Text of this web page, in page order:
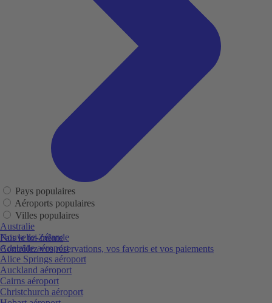
Fais le toi-même
Contrôlez vos réservations, vos favoris et vos paiements
Pays populaires
Aéroports populaires
Villes populaires
Australie
Nouvelle-Zélande
Adelaide aéroport
Alice Springs aéroport
Auckland aéroport
Cairns aéroport
Christchurch aéroport